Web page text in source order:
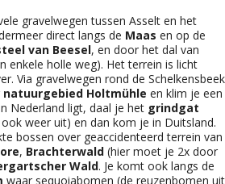
gravelwegen tussen Asselt en het
direct langs de Maas en op de
van Beesel, en door het dal van
enkele holle weg). Het terrein is licht
Via gravelwegen rond de Schelkensbeek
natuurgebied Holtmühle en klim je een
Nederland ligt, daal je het grindgat
weer uit) en dan kom je in Duitsland.
bossen over geaccidenteerd terrein van
, Brachterwald (hier moet je 2x door
Wald. Je komt ook langs de
waar sequoiabomen (de reuzenbomen uit